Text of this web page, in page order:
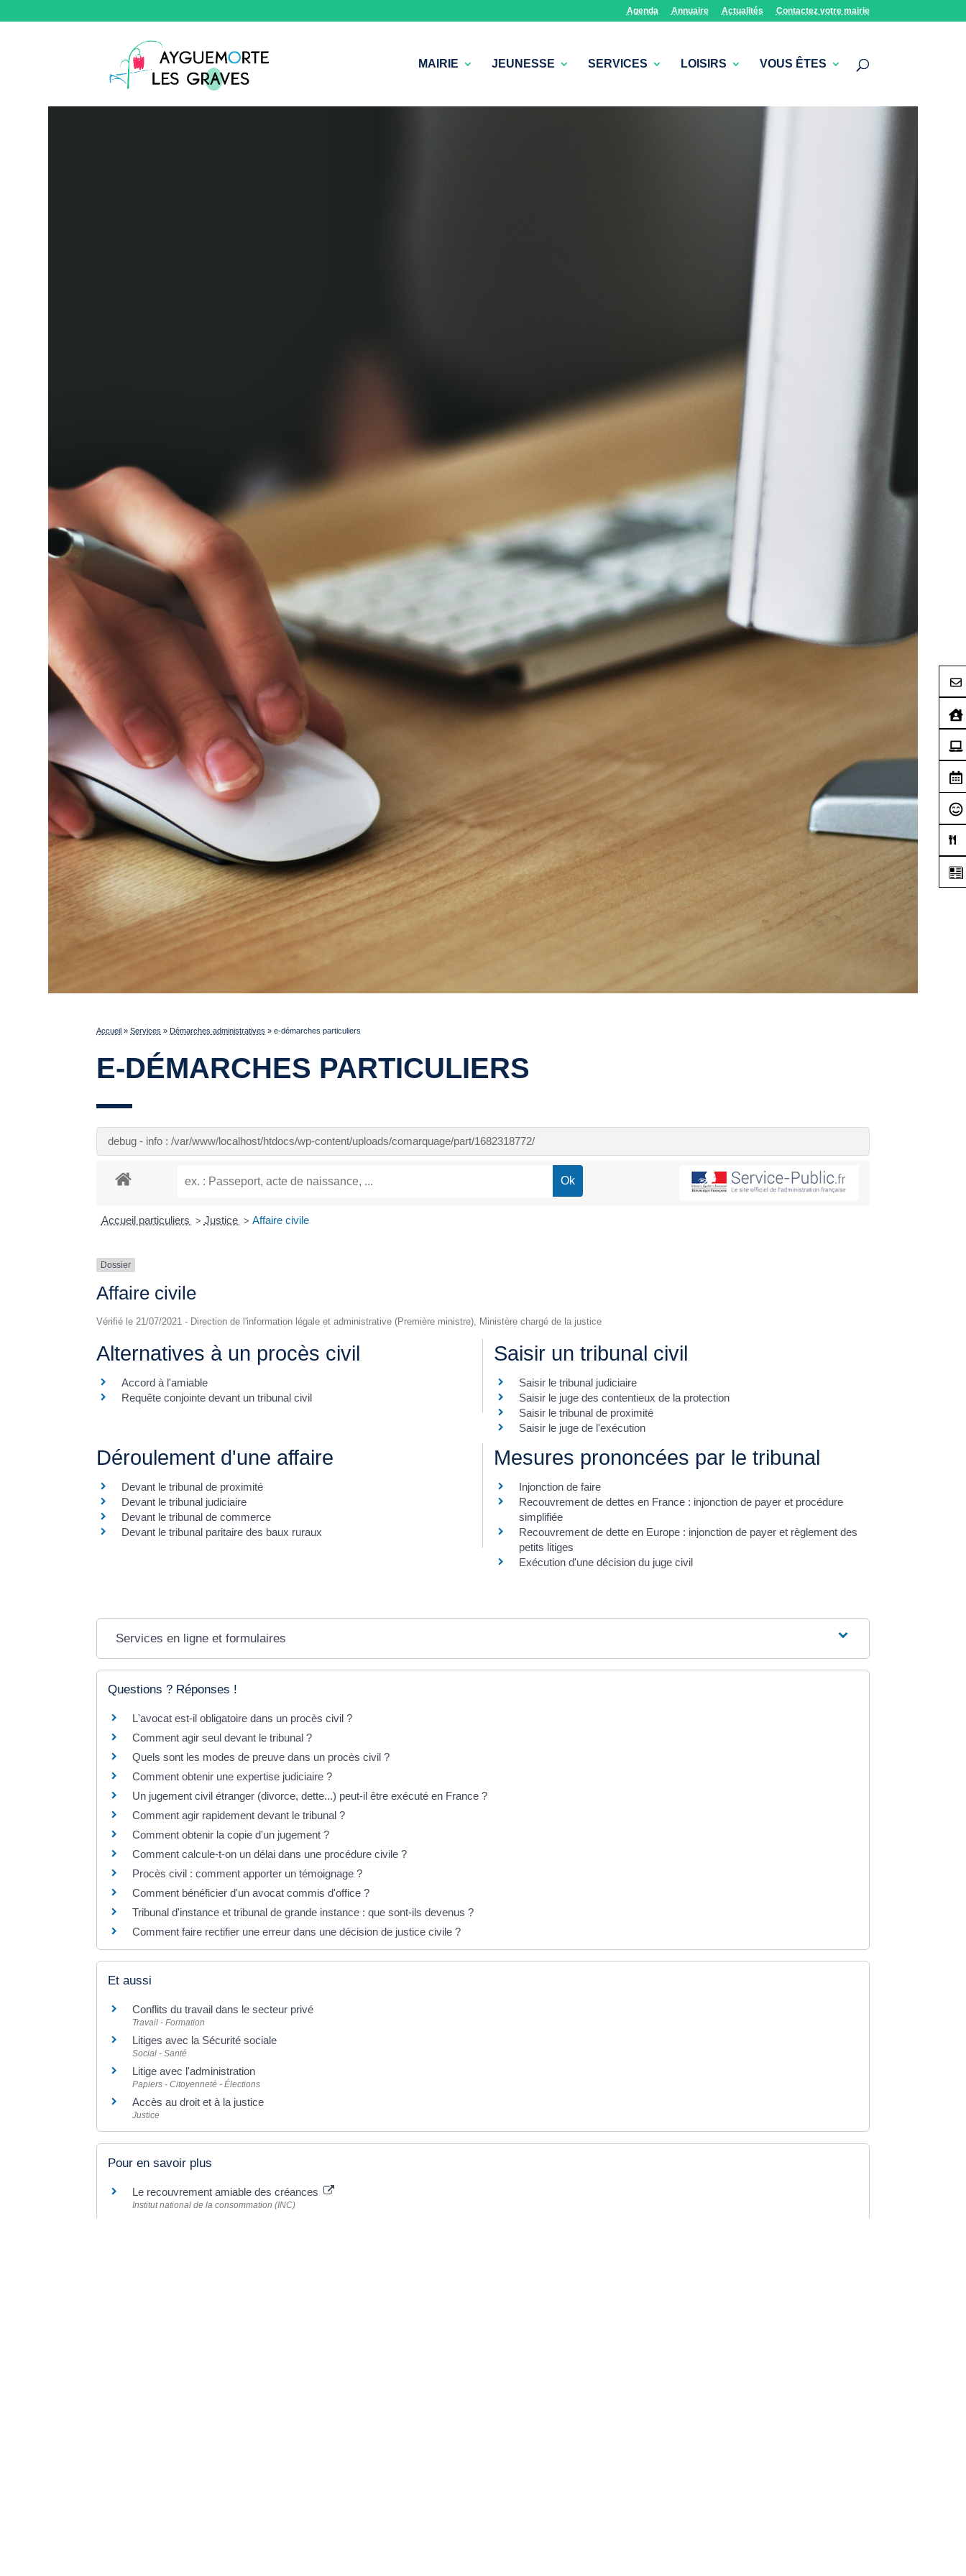
Agenda Annuaire Actualités Contactez votre mairie
MAIRIE JEUNESSE SERVICES LOISIRS VOUS ÊTES
Accueil »Services » Démarches administratives »e-démarches particuliers
E-DÉMARCHES PARTICULIERS
debug - info : /var/www/localhost/htdocs/wp-content/uploads/comarquage/part/1682318772/
Accueil particuliers > Justice > Affaire civile
Dossier
Affaire civile
Vérifié le 21/07/2021 - Direction de l'information légale et administrative (Première ministre), Ministère chargé de la justice
Alternatives à un procès civil
Accord à l'amiable
Requête conjointe devant un tribunal civil
Saisir un tribunal civil
Saisir le tribunal judiciaire
Saisir le juge des contentieux de la protection
Saisir le tribunal de proximité
Saisir le juge de l'exécution
Déroulement d'une affaire
Devant le tribunal de proximité
Devant le tribunal judiciaire
Devant le tribunal de commerce
Devant le tribunal paritaire des baux ruraux
Mesures prononcées par le tribunal
Injonction de faire
Recouvrement de dettes en France : injonction de payer et procédure
simplifiée
Recouvrement de dette en Europe : injonction de payer et règlement des
petits litiges
Exécution d'une décision du juge civil
Services en ligne et formulaires
Questions ? Réponses !
L'avocat est-il obligatoire dans un procès civil ?
Comment agir seul devant le tribunal ?
Quels sont les modes de preuve dans un procès civil ?
Comment obtenir une expertise judiciaire ?
Un jugement civil étranger (divorce, dette...) peut-il être exécuté en France ?
Comment agir rapidement devant le tribunal ?
Comment obtenir la copie d'un jugement ?
Comment calcule-t-on un délai dans une procédure civile ?
Procès civil : comment apporter un témoignage ?
Comment bénéficier d'un avocat commis d'office ?
Tribunal d'instance et tribunal de grande instance : que sont-ils devenus ?
Comment faire rectifier une erreur dans une décision de justice civile ?
Et aussi
Conflits du travail dans le secteur privé
Travail - Formation
Litiges avec la Sécurité sociale
Social - Santé
Litige avec l'administration
Papiers - Citoyenneté - Élections
Accès au droit et à la justice
Justice
Pour en savoir plus
Le recouvrement amiable des créances
Institut national de la consommation (INC)